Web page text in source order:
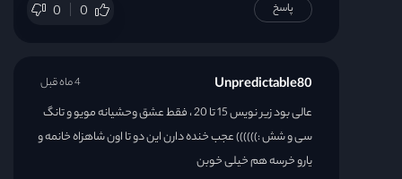
0 0 پاسخ
Unpredictable80
عالی بود زیر نویس 15 تا 20 ، فقط عشق وحشیانه مویو و تانگ
سی و شش :)))))) عجب خنده دارن این دو تا اون شاهزاه خانمه و
یارو خرسه هم خیلی خوبن
4 ماه قبل